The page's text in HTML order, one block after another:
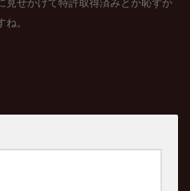
見せかけて特許取得済みとか恥ずか
。